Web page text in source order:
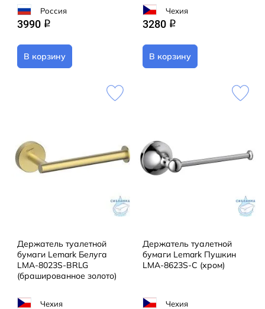
Россия
3990 q
В корзину
Чехия
3280 q
В корзину
Держатель туалетной
бумаги Lemark Белуга
LMA-8023S-BRLG
(брашированное золото)
Чехия
Держатель туалетной
бумаги Lemark Пушкин
LMA-8623S-C (хром)
Чехия